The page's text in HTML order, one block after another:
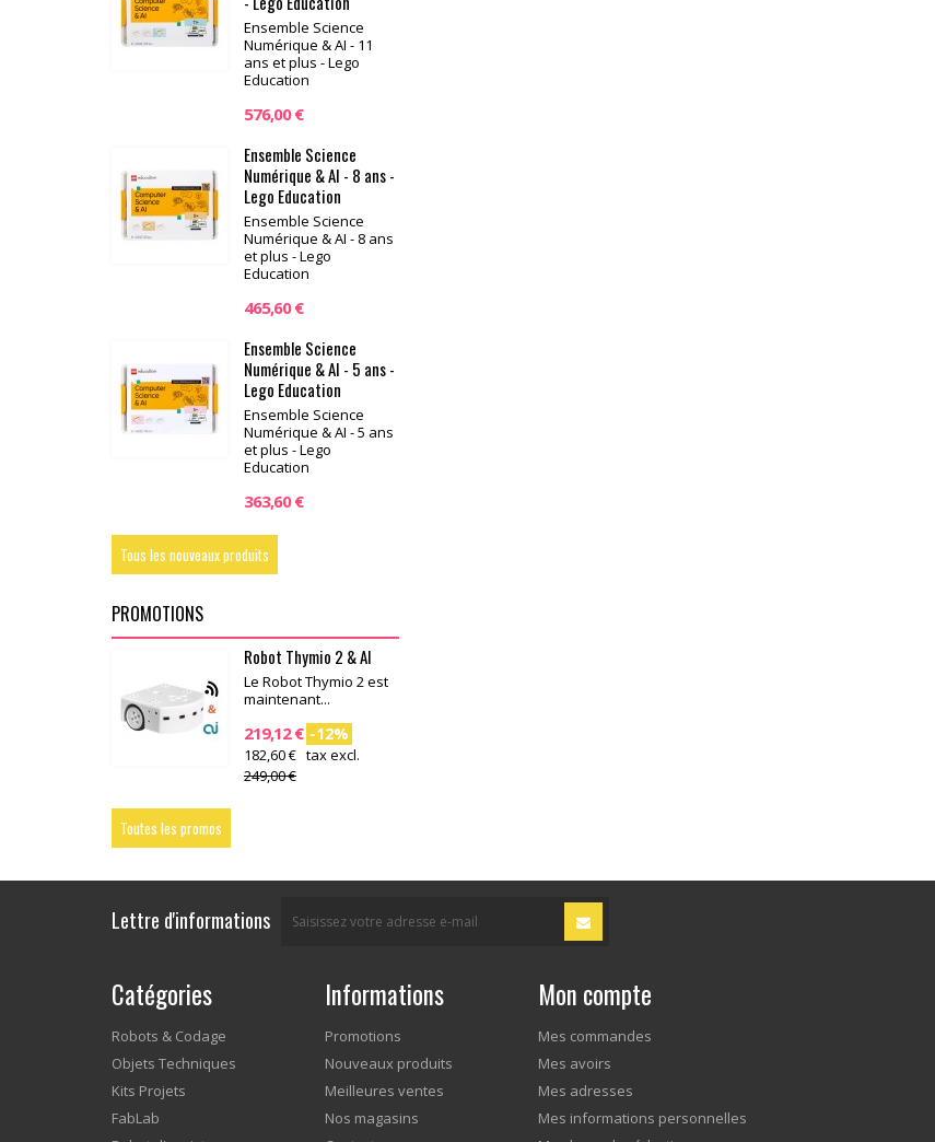
Ensemble Science
Numérique & AI - 11
ans et plus - Lego
Education
576,00 €
Ensemble Science
Numérique & AI - 8 ans -
Lego Education
Ensemble Science
Numérique & AI - 8 ans
et plus - Lego
Education
465,60 €
Ensemble Science
Numérique & AI - 5 ans -
Lego Education
Ensemble Science
Numérique & AI - 5 ans
et plus - Lego
Education
363,60 €
Tous les nouveaux produits
PROMOTIONS
Robot Thymio 2 & AI
Le Robot Thymio 2 est
maintenant...
219,12 € -12%
182,60 € tax excl.
249,00 €
Toutes les promos
Lettre d'informations
Catégories
Robots & Codage
Objets Techniques
Kits Projets
FabLab
Informations
Promotions
Nouveaux produits
Meilleures ventes
Nos magasins
Mon compte
Mes commandes
Mes avoirs
Mes adresses
Mes informations personnelles